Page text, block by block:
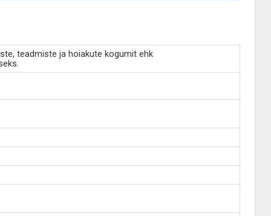
teadmiste ja hoiakute kogumit ehk